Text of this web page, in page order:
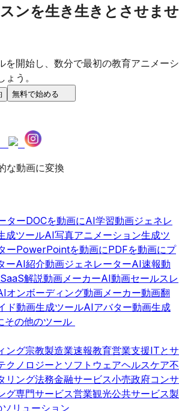
ンを生き生きとさせませ
を開始し、数分で最初の教育アニメーシ
う。
無料で始める
な動画に変換
ターDOCを動画にAI学習動画ジェネレ
成ツールAI写真アニメーション生成ツ
ーPowerPointを動画にPDFを動画にプ
ーAI紹介動画ジェネレーターAI速報動
解説動画メーカーAI動画セールスレ
オンボーディング動画メーカー動画翻
ド動画生成ツールAIアバター動画生成
その他のツール
ング宗教製造業速報教育営業支援ITとサ
クノロジーとソフトウェアヘルスケア不
リング法務金融サービス小売政府コンサ
グ専門サービス営業観光公共サービス製
リューション